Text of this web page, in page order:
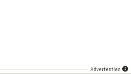
Advertenties